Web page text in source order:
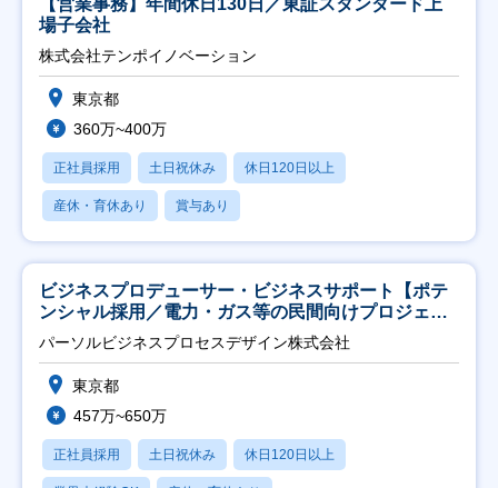
場子会社
株式会社テンポイノベーション
東京都
360万~400万
正社員採用 土日祝休み 休日120日以上
産休・育休あり 賞与あり
ビジネスプロデューサー・ビジネスサポート【ポテ
ンシャル採用／電力・ガス等の民間向けプロジェク
ト推進】
パーソルビジネスプロセスデザイン株式会社
東京都
457万~650万
正社員採用 土日祝休み 休日120日以上